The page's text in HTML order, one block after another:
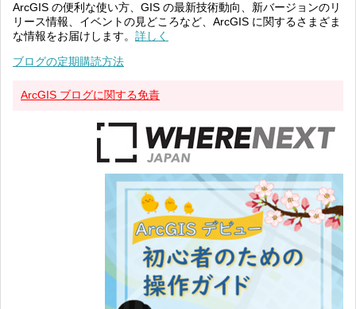
ArcGIS の便利な使い方、GIS の最新技術動向、新バージョンのリ
リース情報、イベントの見どころなど、ArcGIS に関するさまざま
な情報をお届けします。 詳しく
ブログの定期購読方法
ArcGIS ブログに関する免責